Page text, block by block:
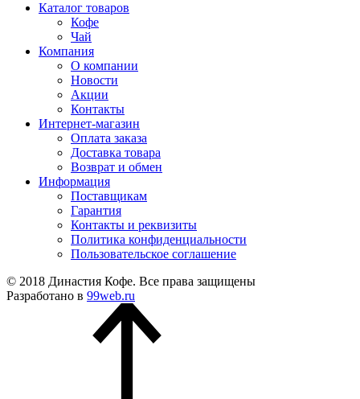
Каталог товаров
Кофе
Чай
Компания
О компании
Новости
Акции
Контакты
Интернет-магазин
Оплата заказа
Доставка товара
Возврат и обмен
Информация
Поставщикам
Гарантия
Контакты и реквизиты
Политика конфиденциальности
Пользовательское соглашение
© 2018 Династия Кофе. Все права защищены
Разработано в 99web.ru